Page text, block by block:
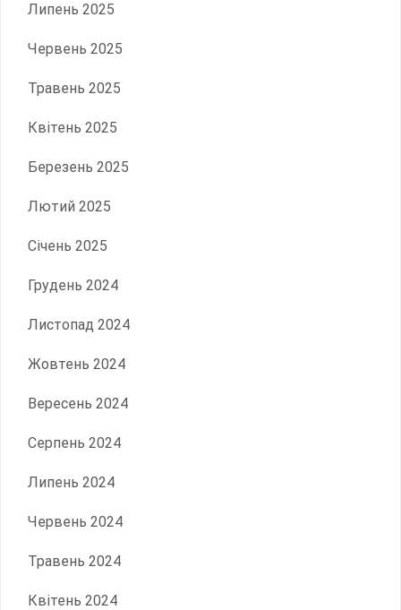
Липень 2025
Червень 2025
Травень 2025
Квітень 2025
Березень 2025
Лютий 2025
Січень 2025
Грудень 2024
Листопад 2024
Жовтень 2024
Вересень 2024
Серпень 2024
Липень 2024
Червень 2024
Травень 2024
Квітень 2024